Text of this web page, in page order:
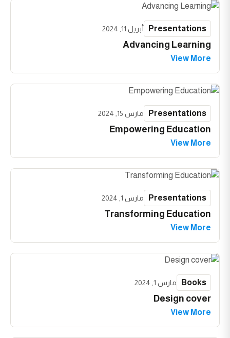
Advancing Learning
Presentations أبريل 11, 2024
View More
Empowering Education
Presentations مارس 15, 2024
View More
Transforming Education
Presentations مارس 1, 2024
View More
Design cover
Books مارس 1, 2024
View More